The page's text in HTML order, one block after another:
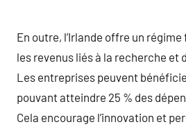
En outre, l’Irlande offre un
les revenus liés à la recherche et
Les entreprises peuvent
pouvant atteindre 25 % des
Cela encourage l’innovation et